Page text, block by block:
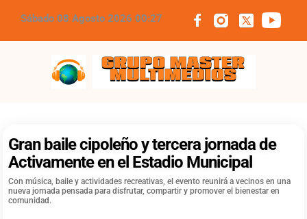
Sábado 08 Agosto 2026 00:27
Grupo Master Multimedios
Gran baile cipoleño y tercera jornada de
Activamente en el Estadio Municipal
Con música, baile y actividades recreativas, el evento reunirá a vecinos en una
nueva jornada pensada para disfrutar, compartir y promover el bienestar en
comunidad.